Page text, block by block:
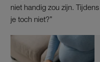
niet handig zou zijn.
je toch niet?”